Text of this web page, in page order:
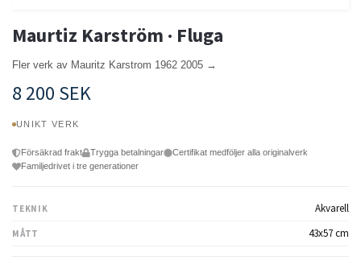
Maurtiz Karström · Fluga
Fler verk av Mauritz Karstrom 1962 2005 →
8 200 SEK
UNIKT VERK
Försäkrad frakt Trygga betalningar
Certifikat medföljer alla originalverk
Familjedrivet i tre generationer
TEKNIK Akvarell
MÅTT 43x57 cm